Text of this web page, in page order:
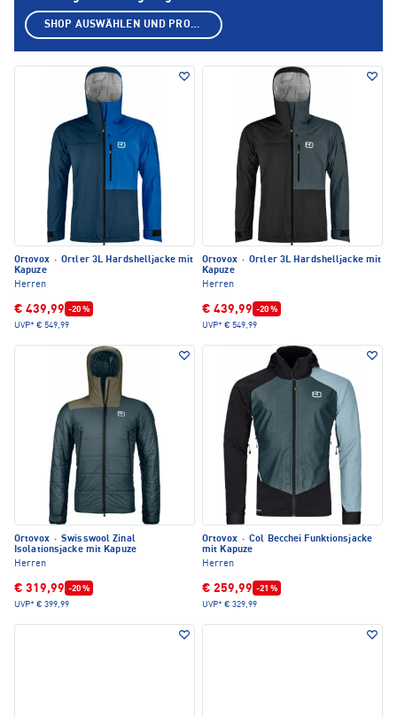
Ortovox · Ortler 3L Hardshelljacke mit
Kapuze
Herren
€ 439,99 -20 %
UVP* € 549,99
Ortovox · Ortler 3L Hardshelljacke mit
Kapuze
Herren
€ 439,99 -20 %
UVP* € 549,99
Ortovox · Swisswool Zinal
Isolationsjacke mit Kapuze
Herren
€ 319,99 -20 %
UVP* € 399,99
Ortovox · Col Becchei Funktionsjacke
mit Kapuze
Herren
€ 259,99 -21 %
UVP* € 329,99
SHOP AUSWÄHLEN UND PRODUKTE ANZEIGEN